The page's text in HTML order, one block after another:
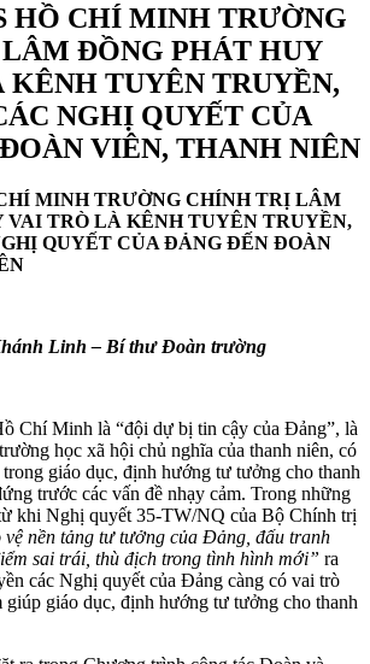
HỒ CHÍ MINH TRƯỜNG
ĐỒNG PHÁT HUY
KÊNH TUYÊN TRUYỀN,
NGHỊ QUYẾT CỦA
VIÊN, THANH NIÊN
MINH TRƯỜNG CHÍNH TRỊ LÂM
VAI TRÒ LÀ KÊNH TUYÊN TRUYỀN,
QUYẾT CỦA ĐẢNG ĐẾN ĐOÀN
Linh – Bí thư Đoàn trường
Minh là “đội dự bị tin cậy của Đảng”, là
học xã hội chủ nghĩa của thanh niên, có
giáo dục, định hướng tư tưởng cho thanh
trước các vấn đề nhạy cảm. Trong những
khi Nghị quyết 35-TW/NQ của Bộ Chính trị
vệ nền tảng tư tưởng của Đảng, đấu tranh
sai trái, thù địch trong tình hình mới” ra
các Nghị quyết của Đảng càng có vai trò
giúp giáo dục, định hướng tư tưởng cho thanh